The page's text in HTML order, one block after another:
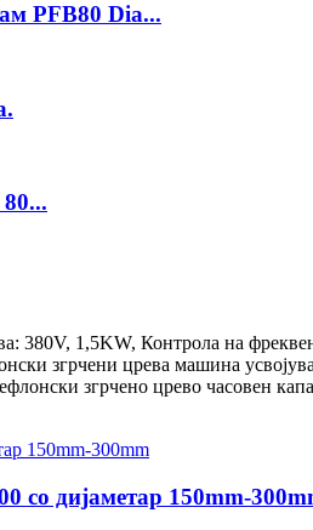
PFB80 Dia...
380V, 1,5KW, Контрола на
згрчени црева машина
згрчено црево часовен
со дијаметар 150mm-